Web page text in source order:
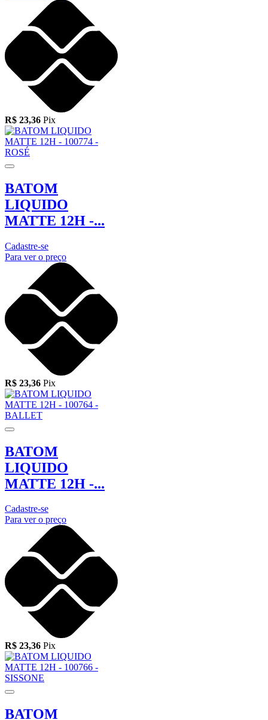
R$ 23,36 Pix
BATOM
LIQUIDO
MATTE 12H -...
Cadastre-se
Para ver o preço
R$ 23,36 Pix
BATOM
LIQUIDO
MATTE 12H -...
Cadastre-se
Para ver o preço
R$ 23,36 Pix
BATOM